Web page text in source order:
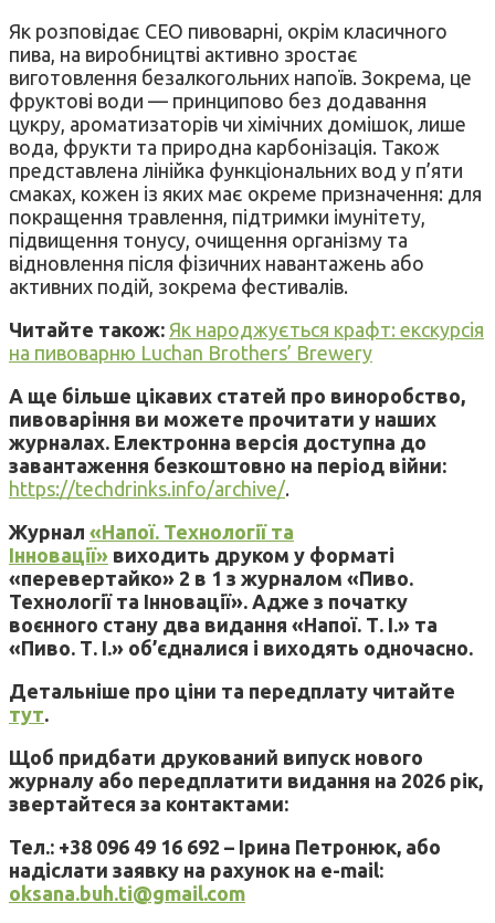
Як розповідає СЕО пивоварні, окрім класичного
пива, на виробництві активно зростає
виготовлення безалкогольних напоїв. Зокрема, це
фруктові води — принципово без додавання
цукру, ароматизаторів чи хімічних домішок, лише
вода, фрукти та природна карбонізація. Також
представлена лінійка функціональних вод у п’яти
смаках, кожен із яких має окреме призначення: для
покращення травлення, підтримки імунітету,
підвищення тонусу, очищення організму та
відновлення після фізичних навантажень або
активних подій, зокрема фестивалів.
Читайте також: Як народжується крафт: екскурсія
на пивоварню Luchan Brothers’ Brewery
А ще більше цікавих статей про виноробство,
пивоваріння ви можете прочитати у наших
журналах. Електронна версія доступна до
завантаження безкоштовно на період війни:
https://techdrinks.info/archive/.
Журнал «Напої. Технології та
Інновації» виходить друком у форматі
«перевертайко» 2 в 1 з журналом «Пиво.
Технології та Інновації». Адже з початку
воєнного стану два видання «Напої. Т. І.» та
«Пиво. Т. І.» об’єдналися і виходять одночасно.
Детальніше про ціни та передплату читайте
тут.
Щоб придбати друкований випуск нового
журналу або передплатити видання на 2026 рік,
звертайтеся за контактами:
Тел.: +38 096 49 16 692 – Ірина Петронюк, або
надіслати заявку на рахунок на e-mail:
oksana.buh.ti@gmail.com